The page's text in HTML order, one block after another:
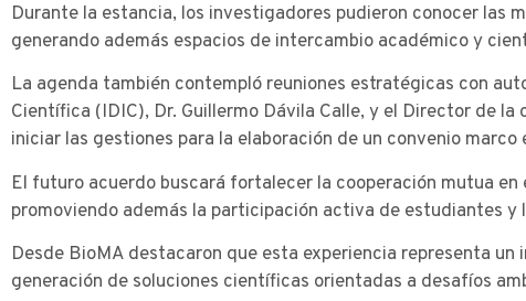
Durante la estancia, los investigadores pudieron conocer las
generando además espacios de intercambio académico y
La agenda también contempló reuniones estratégicas con
Científica (IDIC), Dr. Guillermo Dávila Calle, y el Director de
iniciar las gestiones para la elaboración de un convenio
El futuro acuerdo buscará fortalecer la cooperación mutua
promoviendo además la participación activa de estudiantes
Desde BioMA destacaron que esta experiencia representa
generación de soluciones científicas orientadas a desafíos